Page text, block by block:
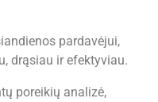
pardavėjui,
drąsiau ir efektyviau.
poreikių analizė,